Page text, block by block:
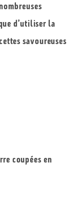
d’utiliser la
savoureuses
coupées en